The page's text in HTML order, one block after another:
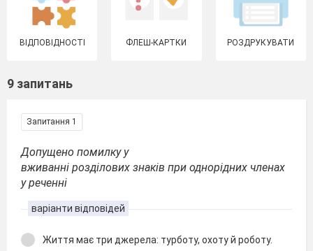
ВІДПОВІДНОСТІ ФЛЕШ-КАРТКИ РОЗДРУКУВАТИ
9 запитань
Запитання 1
Допущено помилку у
вживанні розділових знаків при однорідних членах
у реченні
варіанти відповідей
Життя має три джерела: турботу, охоту й роботу.